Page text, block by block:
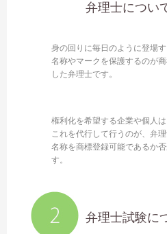
弁理士につい
身の回りに毎日のように登場
名称やマークを保護するのが
した弁理士です。
権利化を希望する企業や個人
これを代行して行うのが、弁
名称を商標登録可能であるか
す。
弁理士試験に